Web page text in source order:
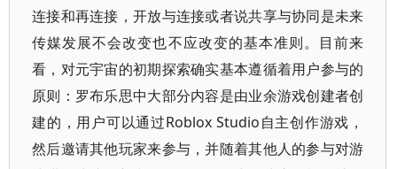
连接和再连接，开放与连接或者说共享与协同是未来
传媒发展不会改变也不应改变的基本准则。目前来
看，对元宇宙的初期探索确实基本遵循着用户参与的
原则：罗布乐思中大部分内容是由业余游戏创建者创
建的，用户可以通过Roblox Studio自主创作游戏，
然后邀请其他玩家来参与，并随着其他人的参与对游